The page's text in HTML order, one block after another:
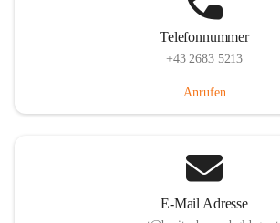
Telefonnummer
+43 2683 5213
Anrufen
E-Mail Adresse